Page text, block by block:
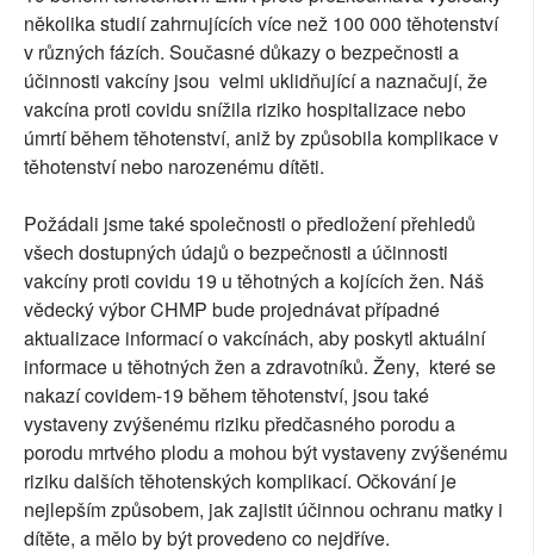
několika studií zahrnujících více než 100 000 těhotenství
v různých fázích. Současné důkazy o bezpečnosti a
účinnosti vakcíny jsou velmi uklidňující a naznačují, že
vakcína proti covidu snížila riziko hospitalizace nebo
úmrtí během těhotenství, aniž by způsobila komplikace v
těhotenství nebo narozenému dítěti.
Požádali jsme také společnosti o předložení přehledů
všech dostupných údajů o bezpečnosti a účinnosti
vakcíny proti covidu 19 u těhotných a kojících žen. Náš
vědecký výbor CHMP bude projednávat případné
aktualizace informací o vakcínách, aby poskytl aktuální
informace u těhotných žen a zdravotníků. Ženy, které se
nakazí covidem-19 během těhotenství, jsou také
vystaveny zvýšenému riziku předčasného porodu a
porodu mrtvého plodu a mohou být vystaveny zvýšenému
riziku dalších těhotenských komplikací. Očkování je
nejlepším způsobem, jak zajistit účinnou ochranu matky i
dítěte, a mělo by být provedeno co nejdříve.